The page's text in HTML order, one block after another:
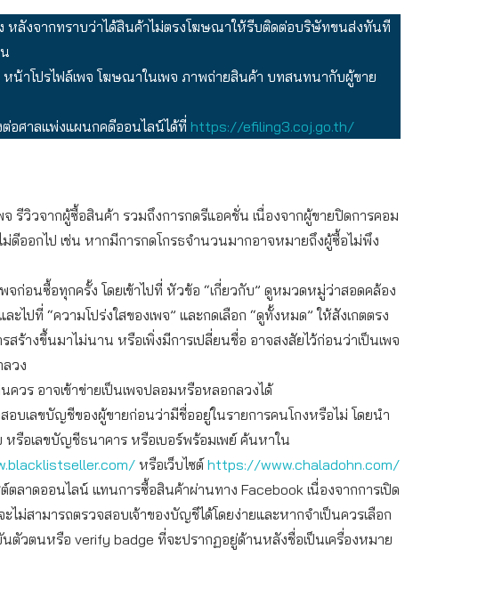
หลังจากทราบว่าได้สินค้าไม่ตรงโฆษณาให้รีบติดต่อบริษัทขนส่งทันที
น้าโปรไฟล์เพจ โฆษณาในเพจ ภาพถ่ายสินค้า บทสนทนากับผู้ขาย
อศาลแพ่งแผนกคดีออนไลน์ได้ที่ https://efiling3.coj.go.th/
จ รีวิวจากผู้ซื้อสินค้า รวมถึงการกดรีแอคชั่น เนื่องจากผู้ขายปิดการคอม
ดีออกไป เช่น หากมีการกดโกรธจำนวนมากอาจหมายถึงผู้ซื้อไม่พึง
จก่อนซื้อทุกครั้ง โดยเข้าไปที่ หัวข้อ “เกี่ยวกับ” ดูหมวดหมู่ว่าสอดคล้อง
ไปที่ “ความโปร่งใสของเพจ” และกดเลือก “ดูทั้งหมด” ให้สังเกตตรง
ร้างขึ้นมาไม่นาน หรือเพิ่งมีการเปลี่ยนชื่อ อาจสงสัยไว้ก่อนว่าเป็นเพจ
วง
ควร อาจเข้าข่ายเป็นเพจปลอมหรือหลอกลวงได้
อบเลขบัญชีของผู้ขายก่อนว่ามีชื่ออยู่ในรายการคนโกงหรือไม่ โดยนำ
รือเลขบัญชีธนาคาร หรือเบอร์พร้อมเพย์ ค้นหาใน
หรือเว็บไซต์ https://www.chaladohn.com/
ต์ตลาดออนไลน์ แทนการซื้อสินค้าผ่านทาง Facebook เนื่องจากการเปิด
ไม่สามารถตรวจสอบเจ้าของบัญชีได้โดยง่ายและหากจำเป็นควรเลือก
ตัวตนหรือ verify badge ที่จะปรากฏอยู่ด้านหลังชื่อเป็นเครื่องหมาย